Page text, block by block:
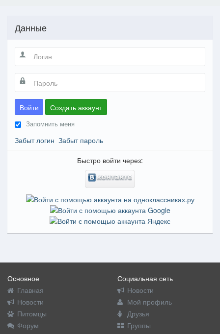
Данные
Войти Создать аккаунт
Запомнить меня
Забыт логин Забыт пароль
Быстро войти через:
Основное
Главная
Новости
Питомцы
Форум
Социальная сеть
Новости
Мой профиль
Друзья
Группы